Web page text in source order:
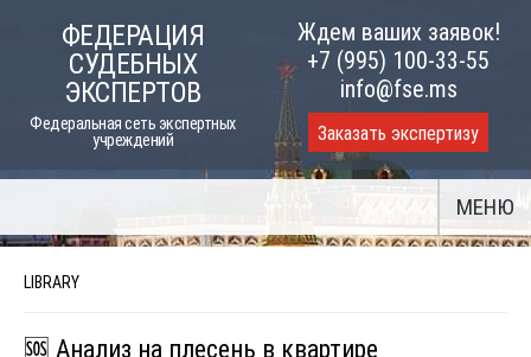
ФЕДЕРАЦИЯ
СУДЕБНЫХ
ЭКСПЕРТОВ
Федеральная сеть экспертных
учреждений
Ждем ваших заявок!
+7 (995) 100-33-55
info@fse.ms
Заказать экспертизу
МЕНЮ
LIBRARY
🆘 Анализ на плесень в квартире